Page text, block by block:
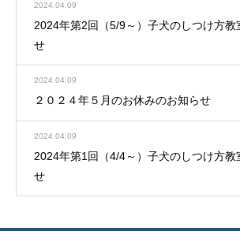
2024.04.09
2024年第2回（5/9～）子犬のしつけ方教
せ
2024.04.09
２０２４年５月のお休みのお知らせ
2024.04.09
2024年第1回（4/4～）子犬のしつけ方教
せ